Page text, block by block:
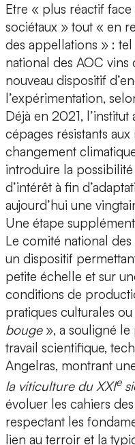
Etre « plus réactif
sociétaux » tout « en
des appellations » :
national des AOC vins
nouveau dispositif
l’expérimentation,
Déjà en 2021,
cépages résistants
changement
introduire la possibilité
d’intérêt à fin
aujourd’hui une
Une étape
Le comité national
un dispositif
petite échelle et sur
conditions de
pratiques culturales
bouge », a souligné
travail scientifique,
Angelras, montrant
la viticulture du XXIe
évoluer les cahiers
respectant les
lien au terroir et la